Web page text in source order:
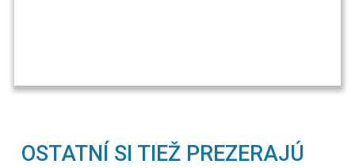
OSTATNÍ SI TIEŽ PREZERAJÚ